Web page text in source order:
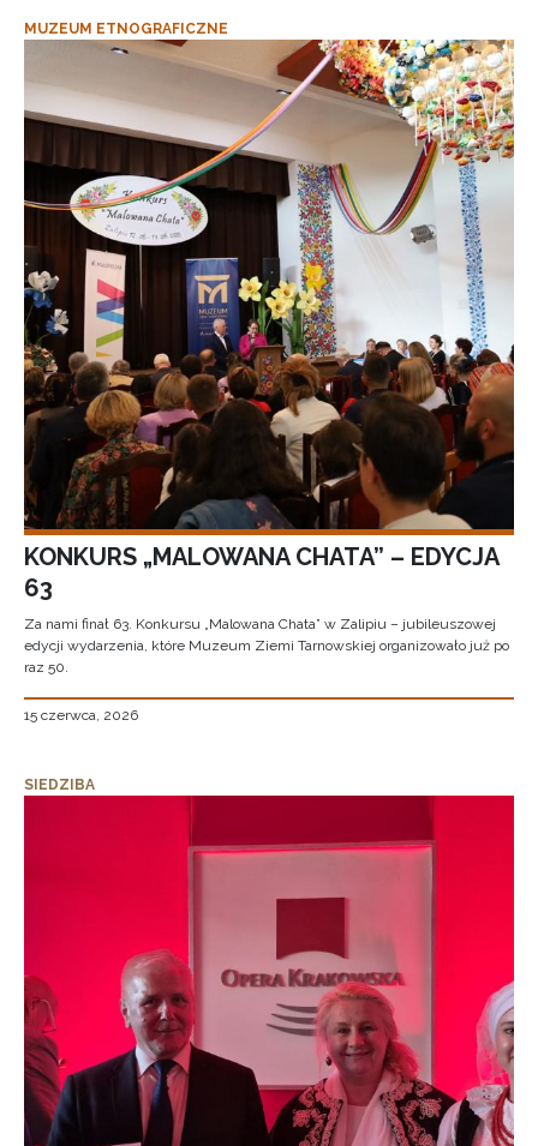
MUZEUM ETNOGRAFICZNE
KONKURS „MALOWANA CHATA” – EDYCJA
63
Za nami finał 63. Konkursu „Malowana Chata” w Zalipiu – jubileuszowej
edycji wydarzenia, które Muzeum Ziemi Tarnowskiej organizowało już po
raz 50.
15 czerwca, 2026
SIEDZIBA